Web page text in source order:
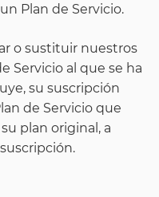
Plan de Servicio.
o sustituir nuestros
Servicio al que se ha
su suscripción
de Servicio que
plan original, a